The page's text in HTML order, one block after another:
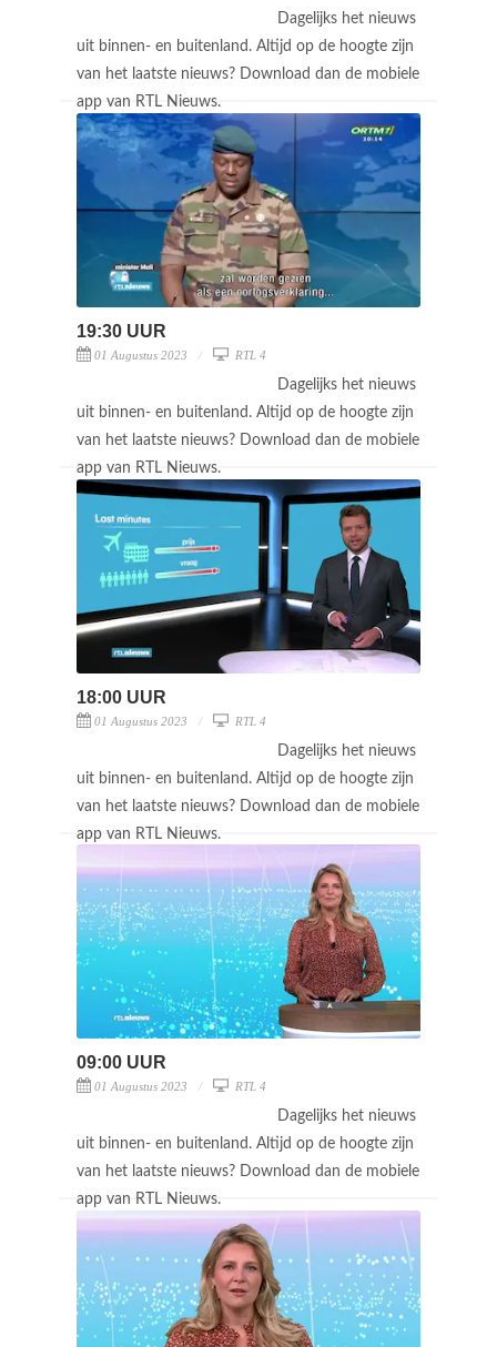
Dagelijks het nieuws
uit binnen- en buitenland. Altijd op de hoogte zijn
van het laatste nieuws? Download dan de mobiele
app van RTL Nieuws.
19:30 UUR
01 Augustus 2023 RTL 4
Dagelijks het nieuws
uit binnen- en buitenland. Altijd op de hoogte zijn
van het laatste nieuws? Download dan de mobiele
app van RTL Nieuws.
18:00 UUR
01 Augustus 2023 RTL 4
Dagelijks het nieuws
uit binnen- en buitenland. Altijd op de hoogte zijn
van het laatste nieuws? Download dan de mobiele
app van RTL Nieuws.
09:00 UUR
01 Augustus 2023 RTL 4
Dagelijks het nieuws
uit binnen- en buitenland. Altijd op de hoogte zijn
van het laatste nieuws? Download dan de mobiele
app van RTL Nieuws.